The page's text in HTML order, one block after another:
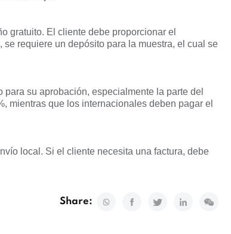
gratuito. El cliente debe proporcionar el
requiere un depósito para la muestra, el cual se
su aprobación, especialmente la parte del
mientras que los internacionales deben pagar el
local. Si el cliente necesita una factura, debe
Share: